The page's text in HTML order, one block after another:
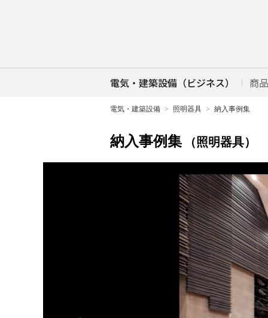
電気・建築設備（ビジネス） 商
電気・建築設備 照明器具 納入事例集
納入事例集 （照明器具）